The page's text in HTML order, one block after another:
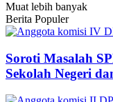
Muat lebih banyak
Berita Populer
Soroti Masalah
Sekolah Negeri